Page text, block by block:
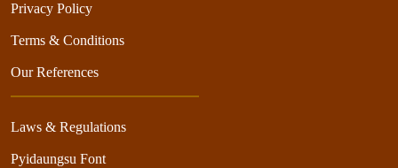
Privacy Policy
Terms & Conditions
Our References
Laws & Regulations
Pyidaungsu Font